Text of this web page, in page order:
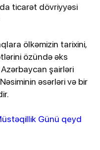
ticarət dövriyyəsi
ölkəmizin tarixini,
özündə əks
şairləri
əsərləri və bir